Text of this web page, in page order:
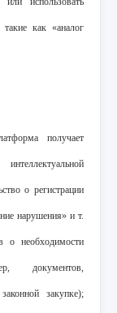
как «аналог
получает
о регистрации
нарушения» и т.
о необходимости
документов,
закупке);